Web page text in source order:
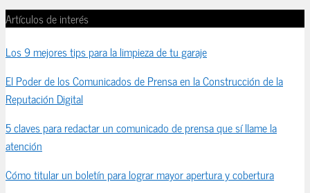
Artículos de interés
Los 9 mejores tips para la limpieza de tu garaje
El Poder de los Comunicados de Prensa en la Construcción de la
Reputación Digital
5 claves para redactar un comunicado de prensa que sí llame la
atención
Cómo titular un boletín para lograr mayor apertura y cobertura